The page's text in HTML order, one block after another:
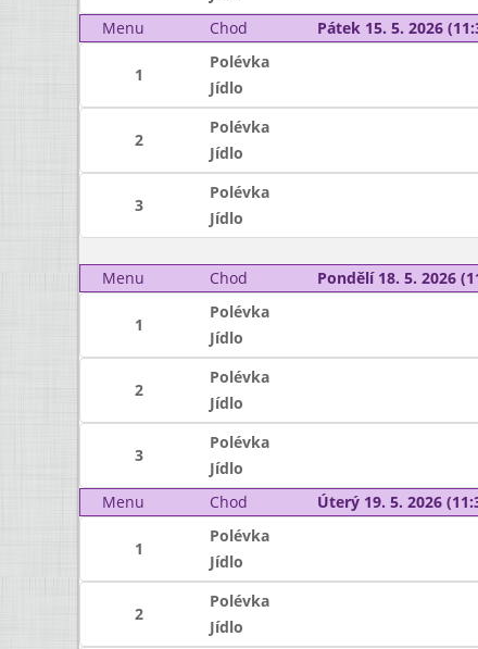
Menu
Chod Pátek 15. 5. 2026
1
Polévka
Jídlo
2
Polévka
Jídlo
3
Polévka
Jídlo
Menu
Chod Pondělí 18. 5. 2026
1
Polévka
Jídlo
2
Polévka
Jídlo
3
Polévka
Jídlo
Menu
Chod Úterý 19. 5. 2026
1
Polévka
Jídlo
2
Polévka
Jídlo